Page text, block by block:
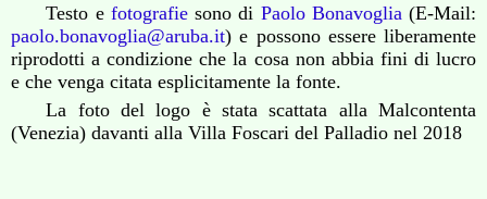
Testo e fotografiesono di Paolo Bonavoglia (E-Mail:
paolo.bonavoglia@aruba.it) e possono essere liberamente
riprodotti a condizione che la cosa non abbia fini di lucro
e che venga citata esplicitamente la fonte.
La foto del logo è stata scattata alla Malcontenta
(Venezia) davanti alla Villa Foscari del Palladio nel 2018